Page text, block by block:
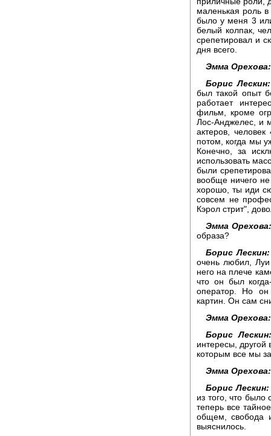
маленькая роль
было у меня 3
белый колпак,
срепетировал и
дня всего.
Эмма Орехова:
Борис Лескин:
был такой опыт
работает
фильм, кроме
Лос-Анджелес, и
актеров,
потом, когда мы
Конечно, за
использовать
были
вообще ничего
хорошо, ты иди
совсем не
Кэрол стрит",
Эмма
образа?
Борис Лескин:
очень любил,
него на плече
что он был
оператор. Но он
картин. Он сам
Эмма Орехова:
Борис
интересы, другой
которым все мы
Эмма Орехова:
Борис Лескин:
из того, что было
теперь все
общем, свобода
выяснилось.